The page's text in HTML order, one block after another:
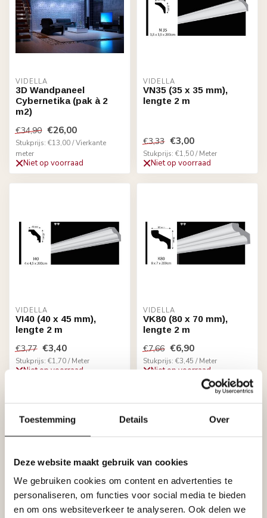
Toestemming Details Over
Deze website maakt gebruik van cookies
We gebruiken cookies om content en advertenties te
personaliseren, om functies voor social media te bieden
en om ons websiteverkeer te analyseren. Ook delen we
VIDELLA
3D Wandpaneel
Cybernetika (pak à 2
m2)
€34,90 €26,00
Stukprijs: €13,00 / Vierkante
meter
Niet op voorraad
VIDELLA
VN35 (35 x 35 mm),
lengte 2 m
€3,33 €3,00
Stukprijs: €1,50 / Meter
Niet op voorraad
VIDELLA
VI40 (40 x 45 mm),
lengte 2 m
€3,77 €3,40
Stukprijs: €1,70 / Meter
Niet op voorraad
VIDELLA
VK80 (80 x 70 mm),
lengte 2 m
€7,66 €6,90
Stukprijs: €3,45 / Meter
Niet op voorraad